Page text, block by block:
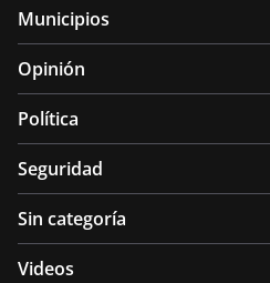
Municipios
Opinión
Política
Seguridad
Sin categoría
Videos